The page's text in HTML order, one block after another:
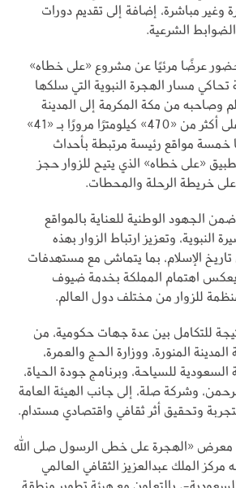
وغير مباشرة، إضافة إلى تقديم دورات
الشرعية.
عرضًا مرئيًا عن مشروع «على خطاه»
مسار الهجرة النبوية التي سلكها
وصاحبه من مكة المكرمة إلى المدينة
المنورة، ويمتد المسار على أكثر من «470» كيلومترًا مرورًا بـ «41»
خمسة مواقع رئيسة مرتبطة بأحداث
«على خطاه» الذي يتيح للزوار حجز
على خريطة الرحلة والمحطات.
الجهود الوطنية للعناية بالمواقع
النبوية، وتعزيز ارتباط الزوار بهذه
الإسلام، بما يتماشى مع مستهدفات
المملكة 2030، ويعكس اهتمام المملكة بخدمة ضيوف
للزوار من مختلف دول العالم.
للتكامل بين عدة جهات حكومية، من
المنورة، ووزارة الحج والعمرة،
السعودية للسياحة، وبرنامج جودة الحياة،
وشركة صلة، إلى جانب الهيئة العامة
وتحقيق أثر ثقافي واقتصادي مستدام.
معرض «الهجرة على خطى الرسول صلى الله
الملك عبدالعزيز الثقافي العالمي